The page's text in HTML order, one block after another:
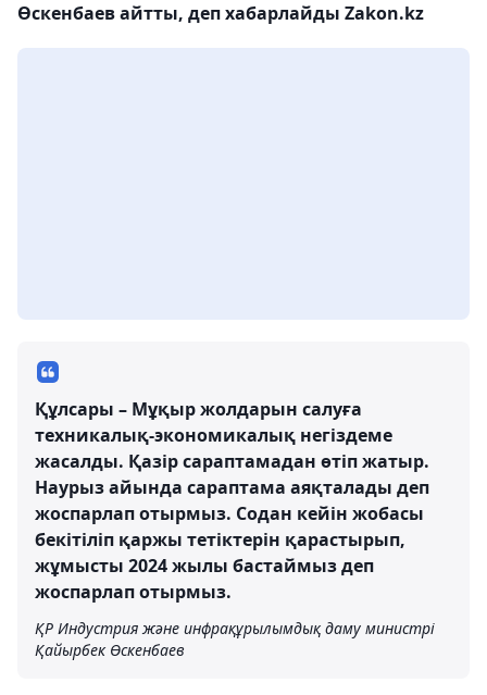
Өскенбаев айтты, деп хабарлайды Zakon.kz
Құлсары – Мұқыр жолдарын салуға
техникалық-экономикалық негіздеме
жасалды. Қазір сараптамадан өтіп жатыр.
Наурыз айында сараптама аяқталады деп
жоспарлап отырмыз. Содан кейін жобасы
бекітіліп қаржы тетіктерін қарастырып,
жұмысты 2024 жылы бастаймыз деп
жоспарлап отырмыз.
ҚР Индустрия және инфрақұрылымдық даму министрі
Қайырбек Өскенбаев